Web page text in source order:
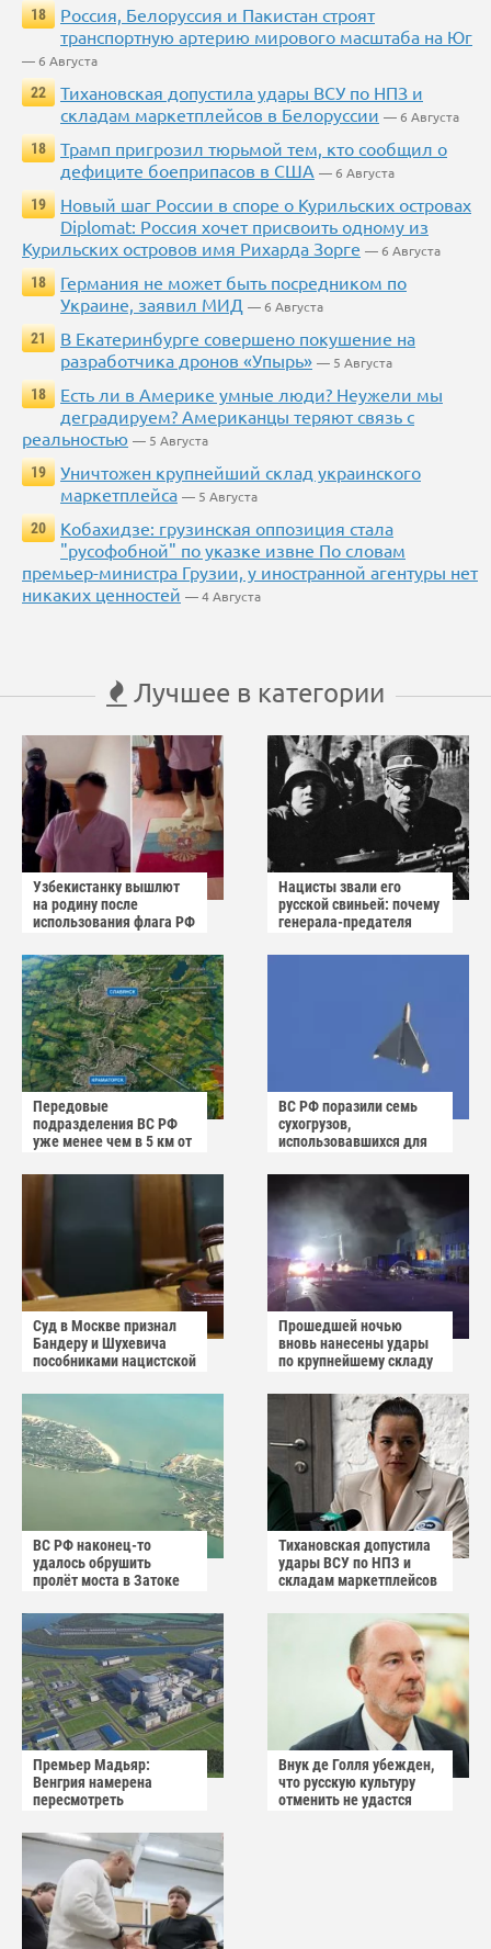
18
Россия, Белоруссия и Пакистан строят
транспортную артерию мирового масштаба на Юг
— 6 Августа
22
Тихановская допустила удары ВСУ по НПЗ и
складам маркетплейсов в Белоруссии — 6 Августа
18
Трамп пригрозил тюрьмой тем, кто сообщил о
дефиците боеприпасов в США — 6 Августа
19
Новый шаг России в споре о Курильских островах
Diplomat: Россия хочет присвоить одному из
Курильских островов имя Рихарда Зорге — 6 Августа
18
Германия не может быть посредником по
Украине, заявил МИД — 6 Августа
21
В Екатеринбурге совершено покушение на
разработчика дронов «Упырь» — 5 Августа
18
Есть ли в Америке умные люди? Неужели мы
деградируем? Американцы теряют связь с
реальностью — 5 Августа
19
Уничтожен крупнейший склад украинского
маркетплейса — 5 Августа
20
Кобахидзе: грузинская оппозиция стала
"русофобной" по указке извне По словам
премьер-министра Грузии, у иностранной агентуры нет
никаких ценностей — 4 Августа
Лучшее в категории
Узбекистанку вышлют
на родину после
использования флага РФ
Нацисты звали его
русской свиньей: почему
генерала-предателя
публичного суда
Передовые
подразделения ВС РФ
уже менее чем в 5 км от
Славянска
ВС РФ поразили семь
сухогрузов,
использовавшихся для
Суд в Москве признал
Бандеру и Шухевича
пособниками нацистской
Прошедшей ночью
вновь нанесены удары
по крупнейшему складу
маркетплейса Rozetka
ВС РФ наконец-то
удалось обрушить
пролёт моста в Затоке
Тихановская допустила
удары ВСУ по НПЗ и
складам маркетплейсов
Премьер Мадьяр:
Венгрия намерена
пересмотреть
АЭС "Пакш-2"
Внук де Голля убежден,
что русскую культуру
отменить не удастся